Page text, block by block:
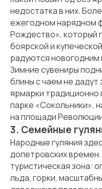
недостатка в них.
ежегодном нарядном
Рождество», который
боярской и
радуются новогодним
Зимние сувениры
блины с чаем не
ярмарки традиционно
парке «Сокольники»,
на площади
3. Семейные
Народные гуляния
допетровских
туристическая зона:
льда, горки,